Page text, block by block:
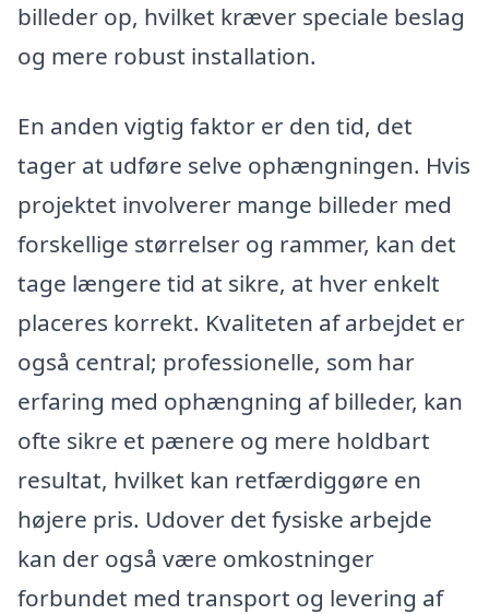
billeder op, hvilket kræver speciale beslag
og mere robust installation.
En anden vigtig faktor er den tid, det
tager at udføre selve ophængningen. Hvis
projektet involverer mange billeder med
forskellige størrelser og rammer, kan det
tage længere tid at sikre, at hver enkelt
placeres korrekt. Kvaliteten af arbejdet er
også central; professionelle, som har
erfaring med ophængning af billeder, kan
ofte sikre et pænere og mere holdbart
resultat, hvilket kan retfærdiggøre en
højere pris. Udover det fysiske arbejde
kan der også være omkostninger
forbundet med transport og levering af